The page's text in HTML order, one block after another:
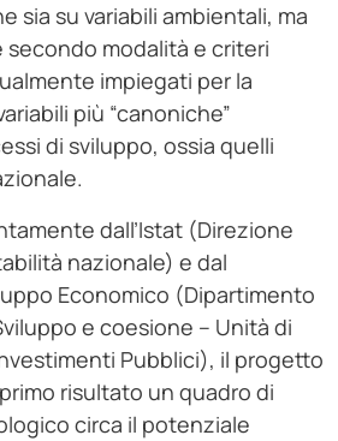
sia su variabili ambientali, ma
secondo modalità e criteri
impiegati per la
più “canoniche”
di sviluppo, ossia quelli
dall’Istat (Direzione
nazionale) e dal
Economico (Dipartimento
e coesione – Unità di
Pubblici), il progetto
risultato un quadro di
circa il potenziale